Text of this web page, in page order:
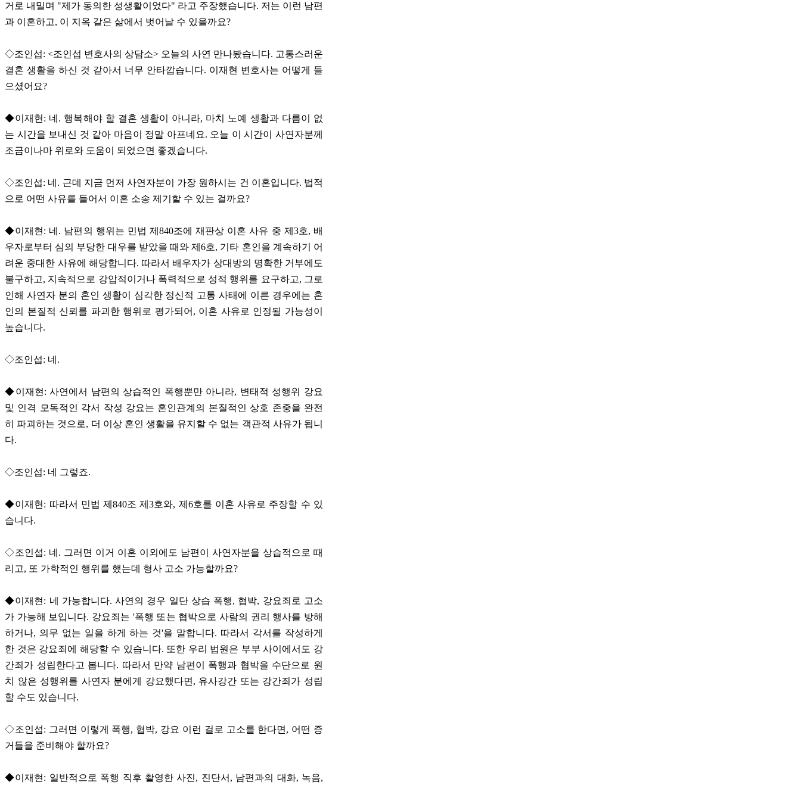
거로 내밀며 "제가 동의한 성생활이었다" 라고 주장했습니다. 저는 이런 남편
과 이혼하고, 이 지옥 같은 삶에서 벗어날 수 있을까요?
◇조인섭: <조인섭 변호사의 상담소> 오늘의 사연 만나봤습니다. 고통스러운
결혼 생활을 하신 것 같아서 너무 안타깝습니다. 이재현 변호사는 어떻게 들
으셨어요?
◆이재현: 네. 행복해야 할 결혼 생활이 아니라, 마치 노예 생활과 다름이 없
는 시간을 보내신 것 같아 마음이 정말 아프네요. 오늘 이 시간이 사연자분께
조금이나마 위로와 도움이 되었으면 좋겠습니다.
◇조인섭: 네. 근데 지금 먼저 사연자분이 가장 원하시는 건 이혼입니다. 법적
으로 어떤 사유를 들어서 이혼 소송 제기할 수 있는 걸까요?
◆이재현: 네. 남편의 행위는 민법 제840조에 재판상 이혼 사유 중 제3호, 배
우자로부터 심의 부당한 대우를 받았을 때와 제6호, 기타 혼인을 계속하기 어
려운 중대한 사유에 해당합니다. 따라서 배우자가 상대방의 명확한 거부에도
불구하고, 지속적으로 강압적이거나 폭력적으로 성적 행위를 요구하고, 그로
인해 사연자 분의 혼인 생활이 심각한 정신적 고통 사태에 이른 경우에는 혼
인의 본질적 신뢰를 파괴한 행위로 평가되어, 이혼 사유로 인정될 가능성이
높습니다.
◇조인섭: 네.
◆이재현: 사연에서 남편의 상습적인 폭행뿐만 아니라, 변태적 성행위 강요
및 인격 모독적인 각서 작성 강요는 혼인관계의 본질적인 상호 존중을 완전
히 파괴하는 것으로, 더 이상 혼인 생활을 유지할 수 없는 객관적 사유가 됩니
다.
◇조인섭: 네 그렇죠.
◆이재현: 따라서 민법 제840조 제3호와, 제6호를 이혼 사유로 주장할 수 있
습니다.
◇조인섭: 네. 그러면 이거 이혼 이외에도 남편이 사연자분을 상습적으로 때
리고, 또 가학적인 행위를 했는데 형사 고소 가능할까요?
◆이재현: 네 가능합니다. 사연의 경우 일단 상습 폭행, 협박, 강요죄로 고소
가 가능해 보입니다. 강요죄는 '폭행 또는 협박으로 사람의 권리 행사를 방해
하거나, 의무 없는 일을 하게 하는 것'을 말합니다. 따라서 각서를 작성하게
한 것은 강요죄에 해당할 수 있습니다. 또한 우리 법원은 부부 사이에서도 강
간죄가 성립한다고 봅니다. 따라서 만약 남편이 폭행과 협박을 수단으로 원
치 않은 성행위를 사연자 분에게 강요했다면, 유사강간 또는 강간죄가 성립
할 수도 있습니다.
◇조인섭: 그러면 이렇게 폭행, 협박, 강요 이런 걸로 고소를 한다면, 어떤 증
거들을 준비해야 할까요?
◆이재현: 일반적으로 폭행 직후 촬영한 사진, 진단서, 남편과의 대화, 녹음,